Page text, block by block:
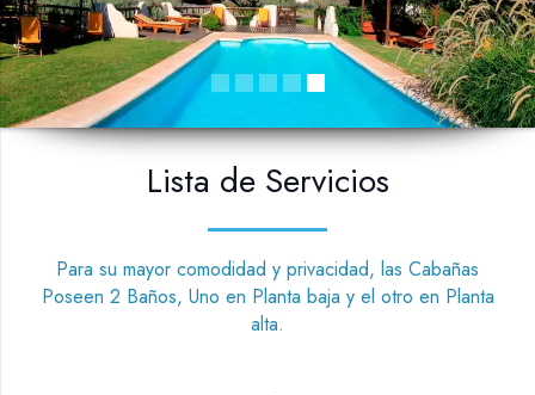
Lista de Servicios
Para su mayor comodidad y privacidad, las Cabañas
Poseen 2 Baños, Uno en Planta baja y el otro en Planta
alta.